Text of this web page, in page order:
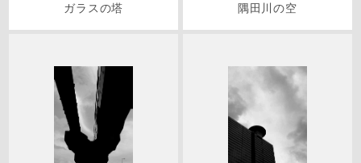
ガラスの塔 隅田川の空